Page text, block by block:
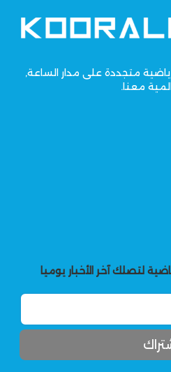
متجددة على مدار الساعة,
معنا.
لتصلك آخر الأخبار يوميا